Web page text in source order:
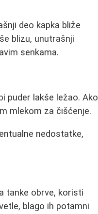
deo kapka bliže
blizu, unutrašnji
senkama.
puder lakše ležao. Ako
mlekom za čišćenje.
nedostatke,
tanke obrve, koristi
blago ih potamni